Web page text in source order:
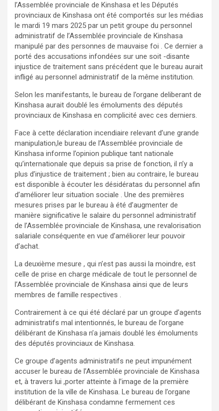
l’Assemblée provinciale de Kinshasa et les Députés
provinciaux de Kinshasa ont été comportés sur les médias
le mardi 19 mars 2025 par un petit groupe du personnel
administratif de l’Assemblée provinciale de Kinshasa
manipulé par des personnes de mauvaise foi . Ce dernier a
porté des accusations infondées sur une soit -disante
injustice de traitement sans précédent que le bureau aurait
infligé au personnel administratif de la même institution.
Selon les manifestants, le bureau de l’organe deliberant de
Kinshasa aurait doublé les émoluments des députés
provinciaux de Kinshasa en complicité avec ces derniers.
Face à cette déclaration incendiaire relevant d’une grande
manipulation,le bureau de l’Assemblée provinciale de
Kinshasa informe l’opinion publique tant nationale
qu’internationale que depuis sa prise de fonction, il n’y a
plus d’injustice de traitement ; bien au contraire, le bureau
est disponible à écouter les désidératas du personnel afin
d’améliorer leur situation sociale . Une des premières
mesures prises par le bureau à été d’augmenter de
manière significative le salaire du personnel administratif
de l’Assemblée provinciale de Kinshasa, une revalorisation
salariale conséquente en vue d’améliorer leur pouvoir
d’achat.
La deuxième mesure , qui n’est pas aussi la moindre, est
celle de prise en charge médicale de tout le personnel de
l’Assemblée provinciale de Kinshasa ainsi que de leurs
membres de famille respectives .
Contrairement à ce qui été déclaré par un groupe d’agents
administratifs mal intentionnés, le bureau de l’organe
délibérant de Kinshasa n’a jamais doublé les émoluments
des députés provinciaux de Kinshasa.
Ce groupe d’agents administratifs ne peut impunément
accuser le bureau de l’Assemblée provinciale de Kinshasa
et, à travers lui ,porter atteinte à l’image de la première
institution de la ville de Kinshasa. Le bureau de l’organe
délibérant de Kinshasa condamne fermement ces